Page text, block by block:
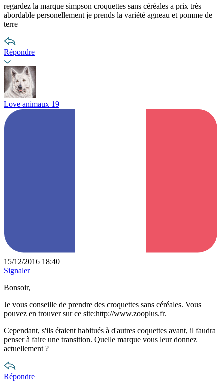
regardez la marque simpson croquettes sans céréales a prix très
abordable personellement je prends la variété agneau et pomme de
terre
Répondre
Love animaux 19
15/12/2016 18:40
Signaler
Bonsoir,
Je vous conseille de prendre des croquettes sans céréales. Vous
pouvez en trouver sur ce site:http://www.zooplus.fr.
Cependant, s'ils étaient habitués à d'autres coquettes avant, il faudra
penser à faire une transition. Quelle marque vous leur donnez
actuellement ?
Répondre